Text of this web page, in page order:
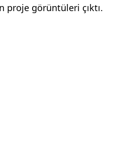
proje görüntüleri çıktı.